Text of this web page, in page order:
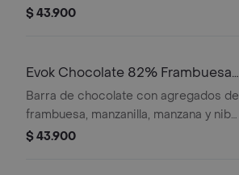
de cacao por 100 gramos
$ 43.900
Evok Chocolate 82% Frambuesa
Barra x100g
Barra de chocolate con agregados de
frambuesa, manzanilla, manzana y nibs
cacao al 82 % de cacao por 100
$ 43.900